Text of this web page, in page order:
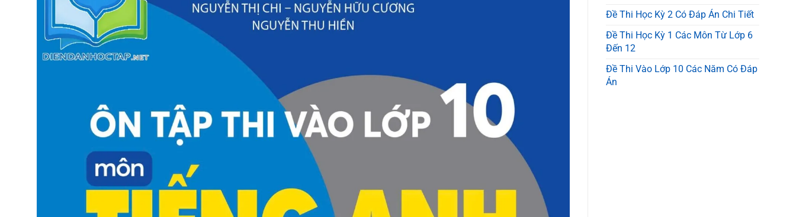
Đề Thi Học Kỳ 2 Có Đáp Án Chi Tiết
Đề Thi Học Kỳ 1 Các Môn Từ Lớp 6
Đến 12
Đề Thi Vào Lớp 10 Các Năm Có Đáp
Án